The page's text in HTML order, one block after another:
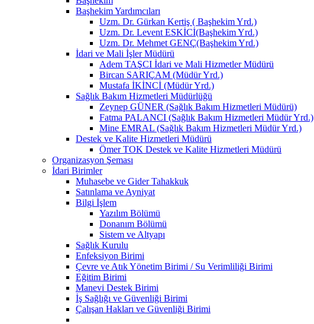
Başhekim Yardımcıları
Uzm. Dr. Gürkan Kertiş ( Başhekim Yrd.)
Uzm. Dr. Levent ESKİCİ(Başhekim Yrd.)
Uzm. Dr. Mehmet GENÇ(Başhekim Yrd.)
İdari ve Mali İşler Müdürü
Adem TAŞCI İdari ve Mali Hizmetler Müdürü
Bircan SARIÇAM (Müdür Yrd.)
Mustafa İKİNCİ (Müdür Yrd.)
Sağlık Bakım Hizmetleri Müdürlüğü
Zeynep GÜNER (Sağlık Bakım Hizmetleri Müdürü)
Fatma PALANCI (Sağlık Bakım Hizmetleri Müdür Yrd.)
Mine EMRAL (Sağlık Bakım Hizmetleri Müdür Yrd.)
Destek ve Kalite Hizmetleri Müdürü
Ömer TOK Destek ve Kalite Hizmetleri Müdürü
Organizasyon Şeması
İdari Birimler
Muhasebe ve Gider Tahakkuk
Satınlama ve Ayniyat
Bilgi İşlem
Yazılım Bölümü
Donanım Bölümü
Sistem ve Altyapı
Sağlık Kurulu
Enfeksiyon Birimi
Çevre ve Atık Yönetim Birimi / Su Verimliliği Birimi
Eğitim Birimi
Manevi Destek Birimi
İş Sağlığı ve Güvenliği Birimi
Çalışan Hakları ve Güvenliği Birimi